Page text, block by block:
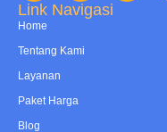
Link Navigasi
Home
Tentang Kami
Layanan
Paket Harga
Blog